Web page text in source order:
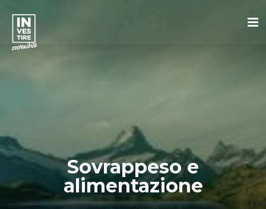
Sovrappeso e
alimentazione